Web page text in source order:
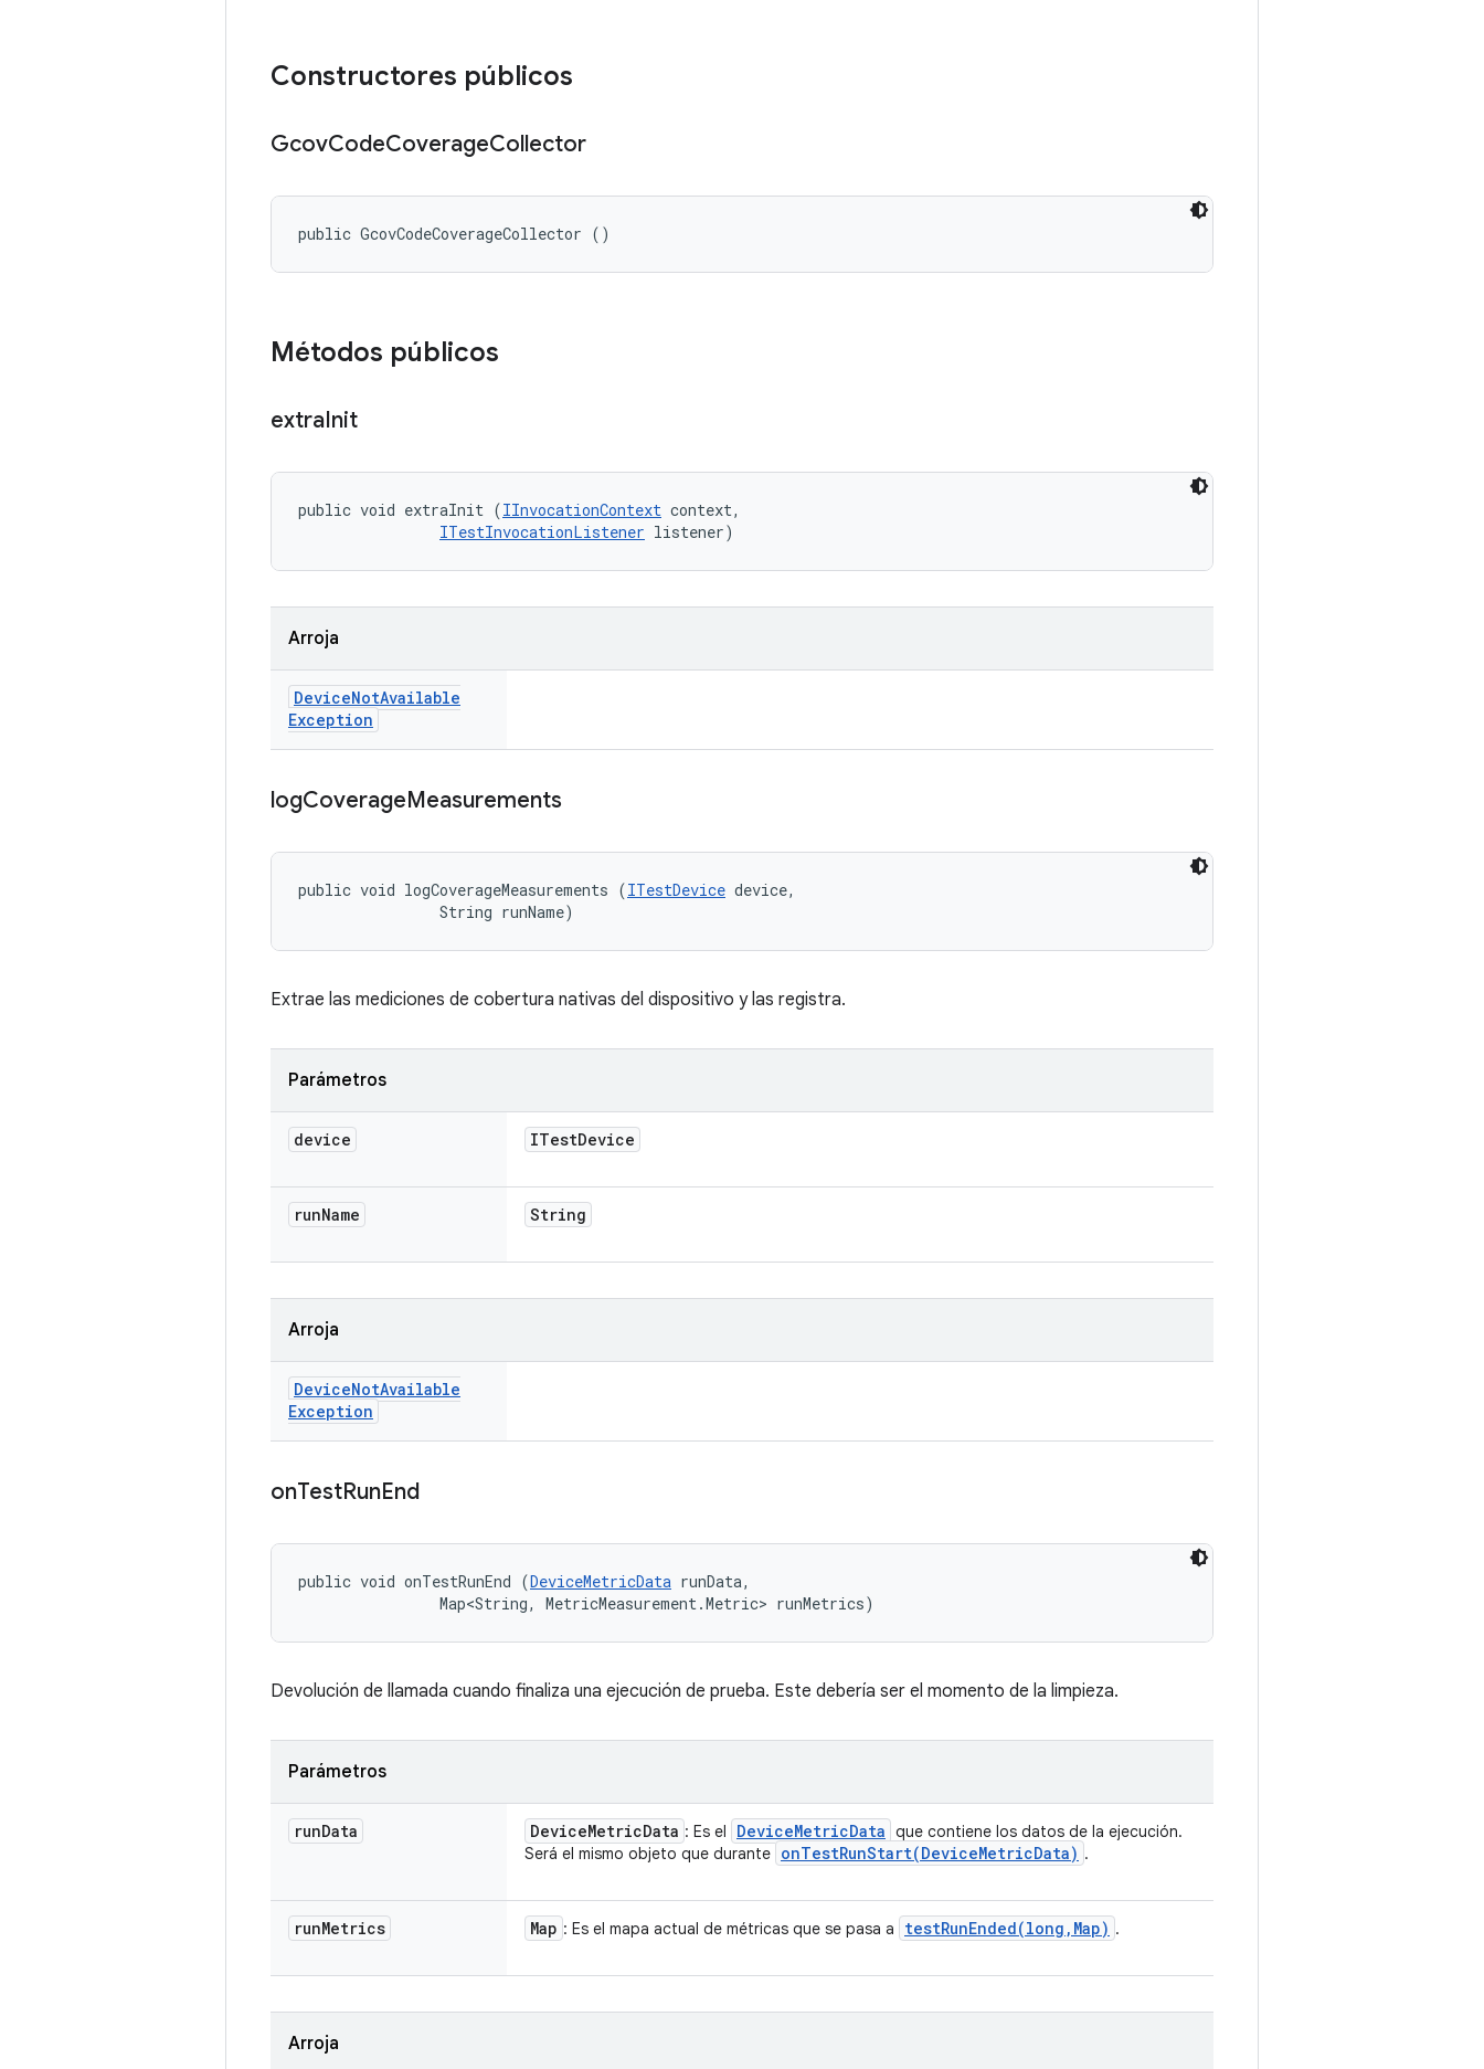
Constructores públicos
GcovCodeCoverageCollector
public GcovCodeCoverageCollector ()
Métodos públicos
extraInit
public void extraInit (IInvocationContext context,
ITestInvocationListener listener)
Arroja
DeviceNotAvailable
Exception
logCoverageMeasurements
public void logCoverageMeasurements (ITestDevice device,
                String runName)
Extrae las mediciones de cobertura nativas del dispositivo y las registra.
Parámetros
device ITestDevice
runName String
Arroja
DeviceNotAvailable
Exception
onTestRunEnd
public void onTestRunEnd (DeviceMetricData runData,
                Map<String, MetricMeasurement.Metric> runMetrics)
Devolución de llamada cuando finaliza una ejecución de prueba. Este debería ser el momento de la limpieza.
Parámetros
runData DeviceMetricData : Es el DeviceMetricData que contiene los datos de la ejecución.
Será el mismo objeto que durante onTestRunStart(DeviceMetricData) .
runMetrics Map : Es el mapa actual de métricas que se pasa a testRunEnded(long , Map) .
Arroja